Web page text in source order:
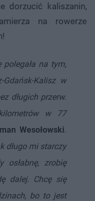
dorzucić kaliszanin,
na rowerze
polegała na tym,
Kalisz w
długich przerw.
w 77
Wesołowski.
długo mi starczy
osłabnę, zrobię
dalej. Chcę się
bo to jest